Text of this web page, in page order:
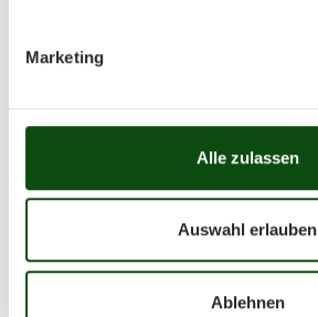
Marketing
Alle zulassen
Auswahl erlauben
Ablehnen
Nächster Schritt